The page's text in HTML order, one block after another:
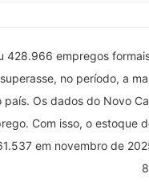
428.966 empregos
no período, a
país. Os dados do Novo
Com isso, o estoque
em novembro de